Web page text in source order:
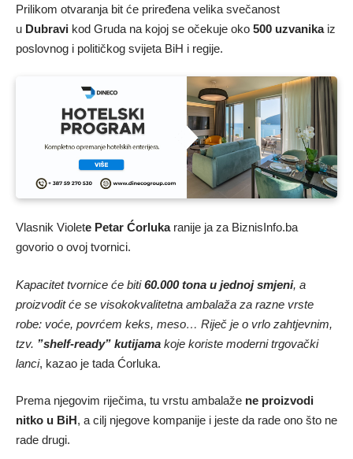
Prilikom otvaranja bit će priređena velika svečanost
u Dubravi kod Gruda na kojoj se očekuje oko 500 uzvanikaiz
poslovnog i političkog svijeta BiH i regije.
Vlasnik Violete Petar Ćorlukaranije ja za BiznisInfo.ba
govorio o ovoj tvornici.
Kapacitet tvornice će biti60.000 tona u jednoj smjeni, a
proizvodit će se visokokvalitetna ambalaža za razne vrste
robe: voće, povrćem keks, meso… Riječ je o vrlo zahtjevnim,
tzv. ”shelf-ready” kutijama koje koriste moderni trgovački
lanci, kazao je tada Ćorluka.
Prema njegovim riječima, tu vrstu ambalaže ne proizvodi
nitko u BiH, a cilj njegove kompanije i jeste da rade ono što ne
rade drugi.